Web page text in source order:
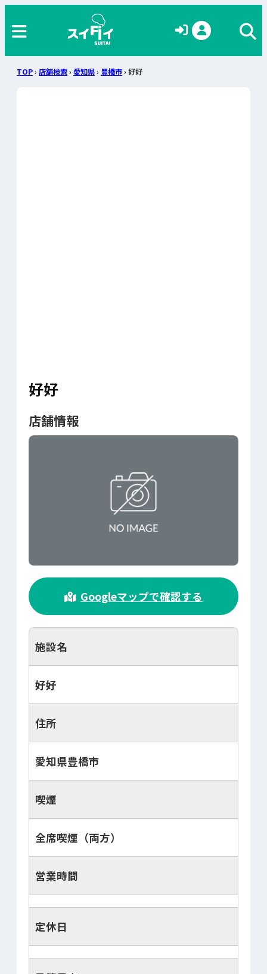
TOP› 店舗検索› 愛知県› 豊橋市› 好好
好好
店舗情報
>
Googleマップで確認する
施設名
好好
住所
愛知県豊橋市
喫煙
全席喫煙（両方）
営業時間
定休日